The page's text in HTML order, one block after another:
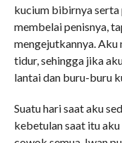
kucium bibirnya serta
membelai penisnya,
mengejutkannya.
tidur, sehingga jika
lantai dan buru-buru
Suatu hari saat aku
kebetulan saat itu